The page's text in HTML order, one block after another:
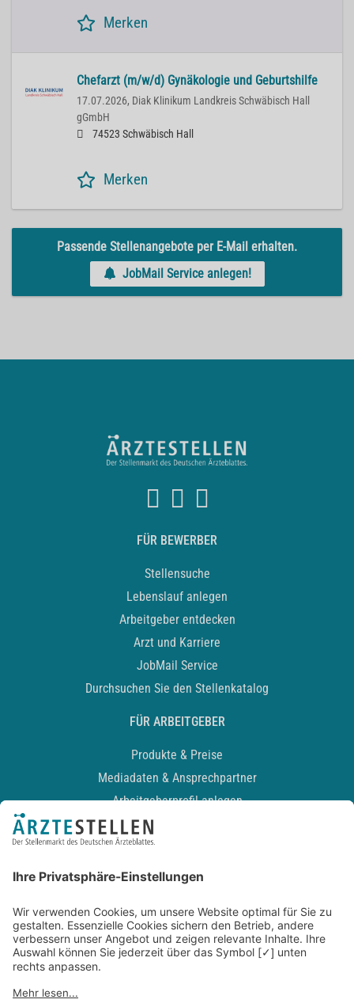
Merken
Chefarzt (m/w/d) Gynäkologie und Geburtshilfe
17.07.2026, Diak Klinikum Landkreis Schwäbisch Hall
gGmbH
74523 Schwäbisch Hall
Merken
Passende Stellenangebote per E-Mail erhalten.
JobMail Service anlegen!
FÜR BEWERBER
Stellensuche
Lebenslauf anlegen
Arbeitgeber entdecken
Arzt und Karriere
JobMail Service
Durchsuchen Sie den Stellenkatalog
FÜR ARBEITGEBER
Produkte & Preise
Mediadaten & Ansprechpartner
Arbeitgeberprofil anlegen
Recruiting-Podcast
Kontakt
Datenschutz
Newsletter